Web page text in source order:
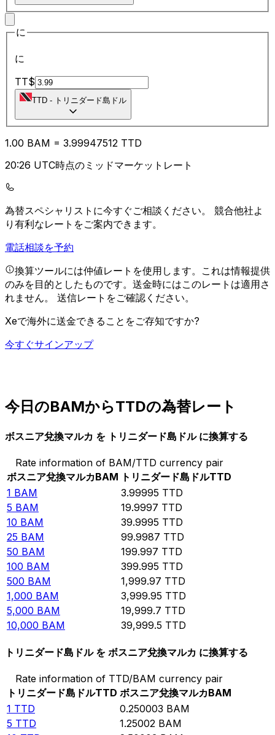
に
に
TT$
TTD - トリニダード島ドル
1.00 BAM = 3.99947512 TTD
20:26 UTC時点のミッドマーケットレート
為替スペシャリストに今すぐご相談ください。 競合他社よ
り有利なレートをご案内できます。
電話相談を予約
換算ツールには仲値レートを使用します。これは情報提供
のみを目的としたものです。送金時にはこのレートは適用さ
れません。 送信レートをご確認ください。
Xeで海外に送金できることをご存知ですか?
今すぐサインアップ
今日のBAMからTTDの為替レート
ボスニア兌換マルカ を トリニダード島ドル に換算する
Rate information of BAM/TTD currency pair
ボスニア兌換マルカBAM トリニダード島ドルTTD
1 BAM 3.99995 TTD
5 BAM 19.9997 TTD
10 BAM 39.9995 TTD
25 BAM 99.9987 TTD
50 BAM 199.997 TTD
100 BAM 399.995 TTD
500 BAM 1,999.97 TTD
1,000 BAM 3,999.95 TTD
5,000 BAM 19,999.7 TTD
10,000 BAM 39,999.5 TTD
トリニダード島ドル を ボスニア兌換マルカ に換算する
Rate information of TTD/BAM currency pair
トリニダード島ドルTTD ボスニア兌換マルカBAM
1 TTD 0.250003 BAM
5 TTD 1.25002 BAM